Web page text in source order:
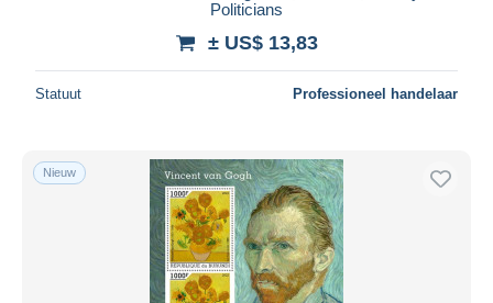
Politicians
± US$ 13,83
Statuut Professioneel handelaar
Nieuw